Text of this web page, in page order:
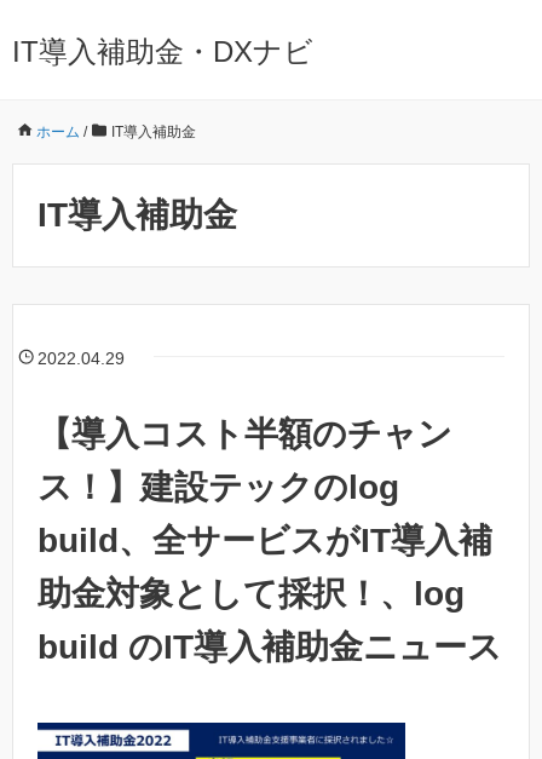
IT導入補助金・DXナビ
ホーム / IT導入補助金
IT導入補助金
2022.04.29
【導入コスト半額のチャン
ス！】建設テックのlog
build、全サービスがIT導入補
助金対象として採択！、log
build のIT導入補助金ニュース